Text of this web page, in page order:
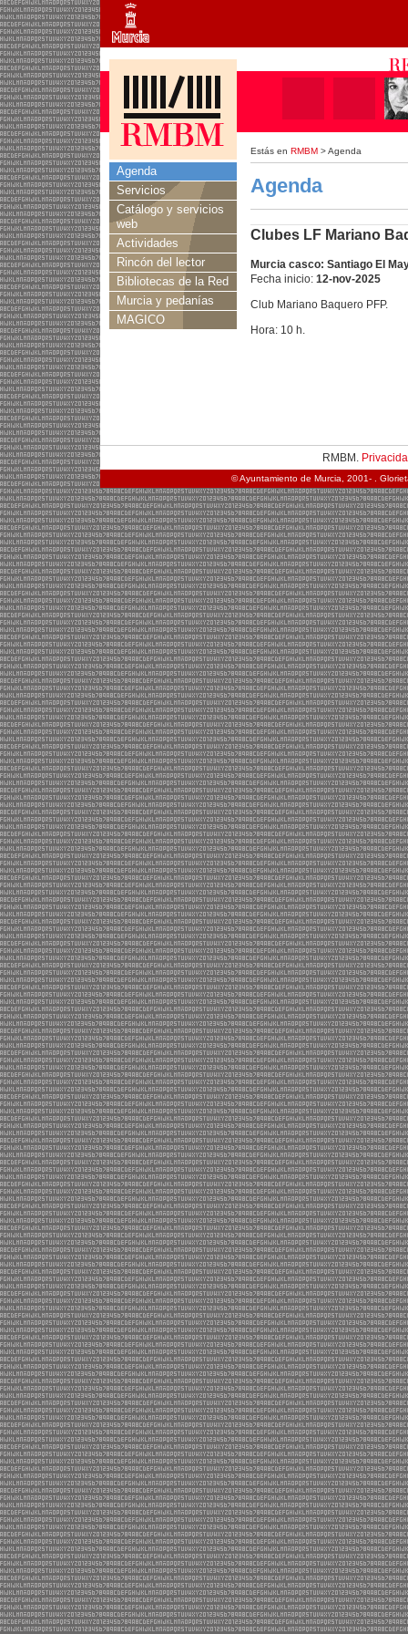
Estás en RMBM > Agenda
Agenda
Servicios
Catálogo y servicios
web
Actividades
Rincón del lector
Bibliotecas de la Red
Murcia y pedanías
MAGICO
Agenda
Clubes LF Mariano
Murcia casco: Santiago El
Fecha inicio: 12-nov-2025
Club Mariano Baquero PFP.
Hora: 10 h.
RMBM.
© Ayuntamiento de Murcia, 2001- .